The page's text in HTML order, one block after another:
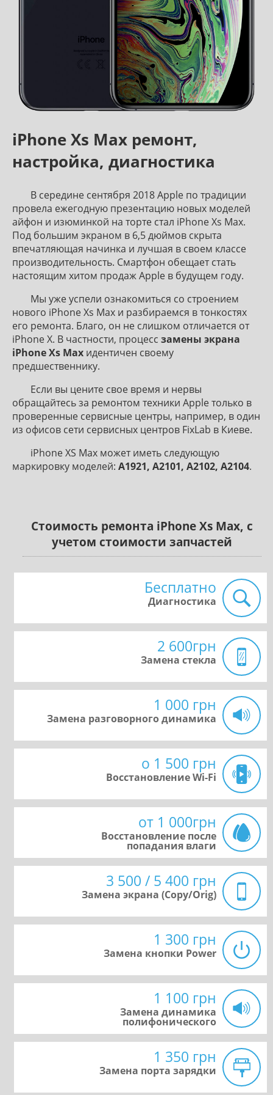
iPhone Xs Max ремонт,
настройка, диагностика
В середине сентября 2018 Apple по традиции
провела ежегодную презентацию новых моделей
айфон и изюминкой на торте стал iPhone Xs Max.
Под большим экраном в 6,5 дюймов скрыта
впечатляющая начинка и лучшая в своем классе
производительность. Смартфон обещает стать
настоящим хитом продаж Apple в будущем году.
Мы уже успели ознакомиться со строением
нового iPhone Xs Max и разбираемся в тонкостях
его ремонта. Благо, он не слишком отличается от
iPhone X. В частности, процесс замены экрана
iPhone Xs Max идентичен своему
предшественнику.
Если вы цените свое время и нервы
обращайтесь за ремонтом техники Apple только в
проверенные сервисные центры, например, в один
из офисов сети сервисных центров FixLab в Киеве.
iPhone XS Max может иметь следующую
маркировку моделей: A1921, A2101, A2102, A2104.
Стоимость ремонта iPhone Xs Max, с
учетом стоимости запчастей
Бесплатно
Диагностика
2 600грн
Замена стекла
1 000 грн
Замена разговорного динамика
о 1 500 грн
Восстановление Wi-Fi
от 1 000грн
Восстановление после
попадания влаги
3 500 / 5 400 грн
Замена экрана (Copy/Orig)
1 300 грн
Замена кнопки Power
1 100 грн
Замена динамика
полифонического
1 350 грн
Замена порта зарядки